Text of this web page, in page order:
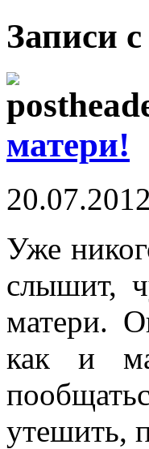
Записи
матери!
Уже
слышит,
матери.
как и
утешить,